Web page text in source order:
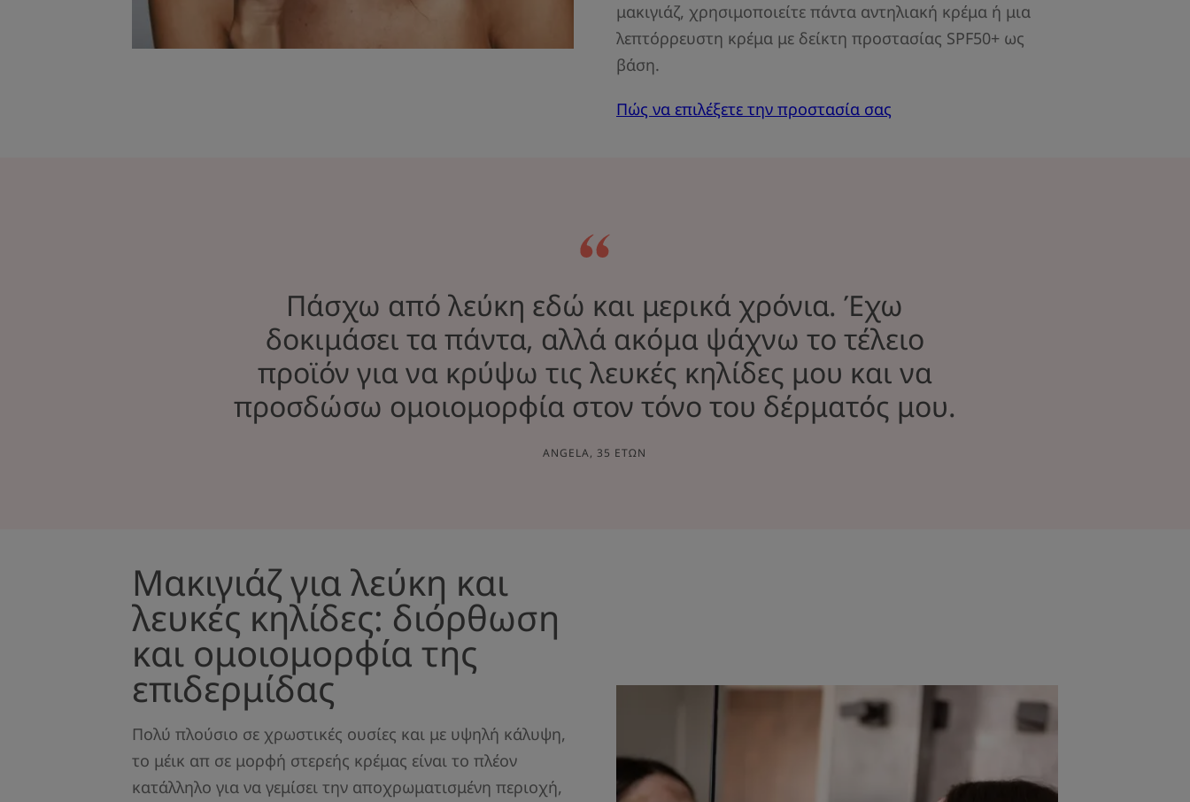
μακιγιάζ, χρησιμοποιείτε πάντα αντηλιακή κρέμα ή μια
λεπτόρρευστη κρέμα με δείκτη προστασίας SPF50+ ως
βάση.
Πώς να επιλέξετε την προστασία σας
Πάσχω από λεύκη εδώ και μερικά χρόνια. Έχω
δοκιμάσει τα πάντα, αλλά ακόμα ψάχνω το τέλειο
προϊόν για να κρύψω τις λευκές κηλίδες μου και να
προσδώσω ομοιομορφία στον τόνο του δέρματός μου.
ANGELA, 35 ΕΤΏΝ
Μακιγιάζ για λεύκη και
λευκές κηλίδες: διόρθωση
και ομοιομορφία της
επιδερμίδας
Πολύ πλούσιο σε χρωστικές ουσίες και με υψηλή κάλυψη,
το μέικ απ σε μορφή στερεής κρέμας είναι το πλέον
κατάλληλο για να γεμίσει την αποχρωματισμένη περιοχή,